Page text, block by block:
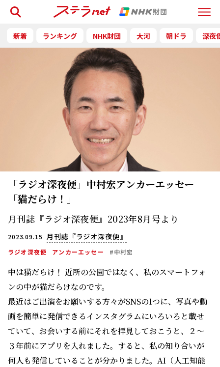
Menu
検索
新着 ランキング NHK財団 大河 朝ドラ 深夜
「ラジオ深夜便」中村宏アンカーエッセー
「猫だらけ！」
月刊誌『ラジオ深夜便』2023年8月号より
2023.09.15 月刊誌『ラジオ深夜便』
ラジオ深夜便 アンカーエッセー #中村宏
中は猫だらけ！ 近所の公園ではなく、私のスマートフォ
ンの中が猫だらけなのです。
最近はご出演をお願いする方々がSNSの1つに、写真や動
画を簡単に発信できるインスタグラムにいろいろと載せ
ていて、お会いする前にそれを拝見しておこうと、２〜
３年前にアプリを入れました。すると、私の知り合いが
何人も発信していることが分かりました。AI（人工知能